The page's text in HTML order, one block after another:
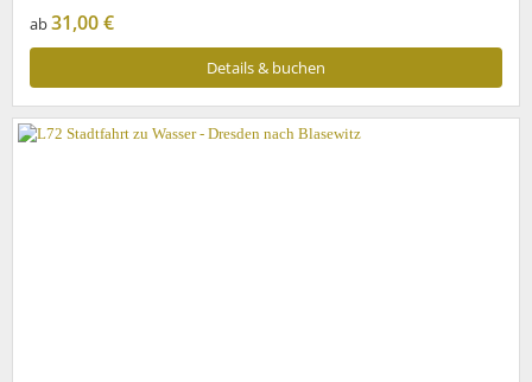
ab31,00 €
Details & buchen